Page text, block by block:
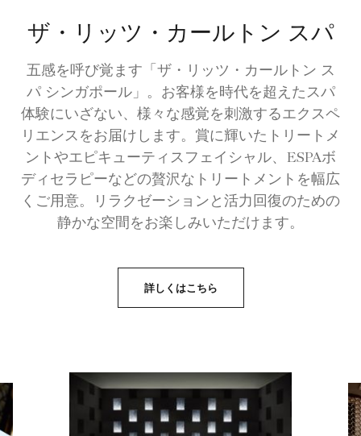
ザ・リッツ・カールトン スパ
五感を呼び覚ます「ザ・リッツ・カールトン ス
パ シンガポール」。お客様を時代を超えたスパ
体験にいざない、様々な感覚を刺激するエクスペ
リエンスをお届けします。賞に輝いたトリートメ
ントやエピキューティスフェイシャル、ESPAボ
ディセラピーなどの贅沢なトリートメントを幅広
くご用意。リラクゼーションと活力回復のための
静かな空間をお楽しみいただけます。
詳しくはこちら